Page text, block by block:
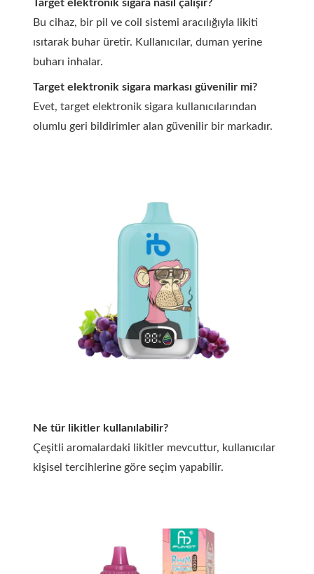
Target elektronik sigara nasıl çalışır?
Bu cihaz, bir pil ve coil sistemi aracılığıyla likiti
ısıtarak buhar üretir. Kullanıcılar, duman yerine
buharı inhalar.
Target elektronik sigara markası güvenilir mi?
Evet, target elektronik sigara kullanıcılarından
olumlu geri bildirimler alan güvenilir bir markadır.
Ne tür likitler kullanılabilir?
Çeşitli aromalardaki likitler mevcuttur, kullanıcılar
kişisel tercihlerine göre seçim yapabilir.